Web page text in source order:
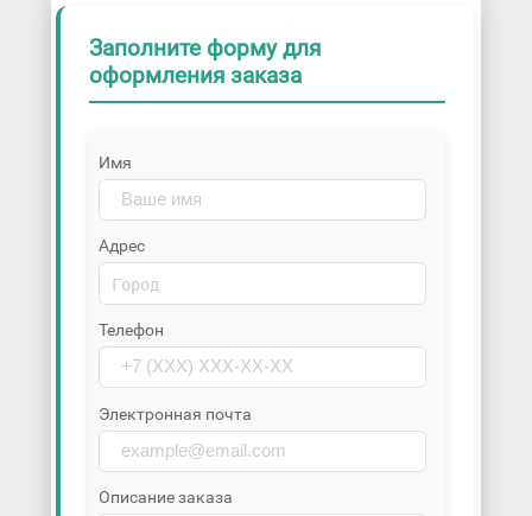
Заполните форму для
оформления заказа
Имя
Адрес
Телефон
Электронная почта
Описание заказа